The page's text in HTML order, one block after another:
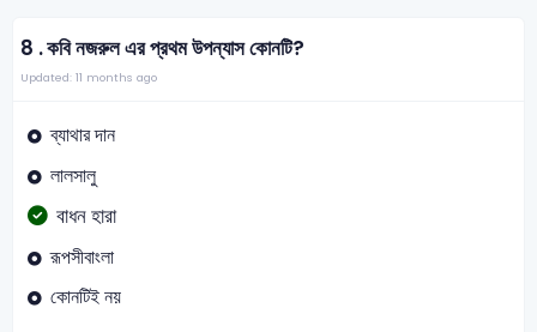
8 .কবি নজরুল এর প্রথম উপন্যাস কোনটি?
Updated: 11 months ago
ব্যাথার দান
লালসালু
বাধন হারা
রূপসীবাংলা
কোনটিই নয়